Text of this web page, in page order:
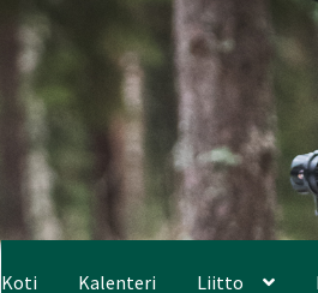
Koti Kalenteri Liitto